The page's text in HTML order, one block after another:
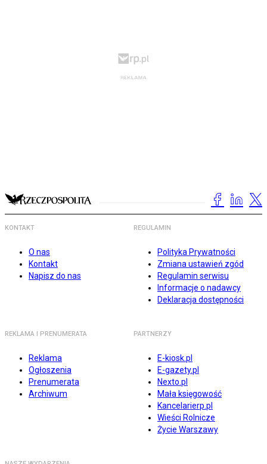
KONTAKT
O nas
Kontakt
Napisz do nas
REGULAMIN
Polityka Prywatności
Zmiana ustawień zgód
Regulamin serwisu
Informacje o nadawcy
Deklaracja dostępności
REKLAMA I PRENUMERATA
Reklama
Ogłoszenia
Prenumerata
Archiwum
PARTNERZY
E-kiosk.pl
E-gazety.pl
Nexto.pl
Mała księgowość
Kancelarierp.pl
Wieści Rolnicze
Życie Warszawy